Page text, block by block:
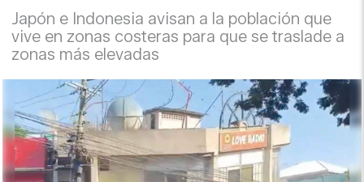
Japón e Indonesia avisan a la población que
vive en zonas costeras para que se traslade a
zonas más elevadas